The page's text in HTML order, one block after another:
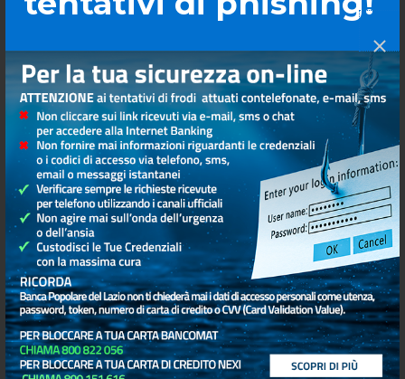
San Pietro Broker
La consulenza per i bisogni
assicurativi delle imprese che tutela